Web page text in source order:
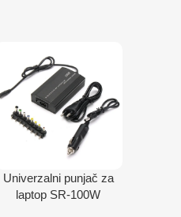
Univerzalni punjač za
laptop SR-100W